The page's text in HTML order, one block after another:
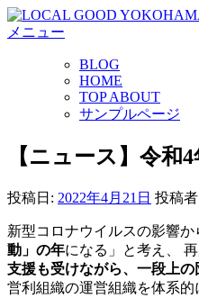
コ
ン
メニュー
BLOG
HOME
TOP ABOUT
サンプルページ
【ニュース】令和
投稿日: 2022年4月21日 投稿
新型コロナウイルスの影響
動」の年になる」と考え、
支援も受けながら、一段上の
営利組織の運営組織を体系